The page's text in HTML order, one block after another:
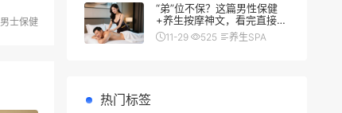
男士保健
“弟”位不保？这篇男性保健
+养生按摩神文，看完直接硬
（朗）了
11-29 525 养生SPA
热门标签